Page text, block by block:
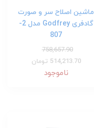
ماشین اصلاح سر و صورت
گادفری Godfrey مدل 2-
807
758,657.90
514,213.70 تومان
ناموجود